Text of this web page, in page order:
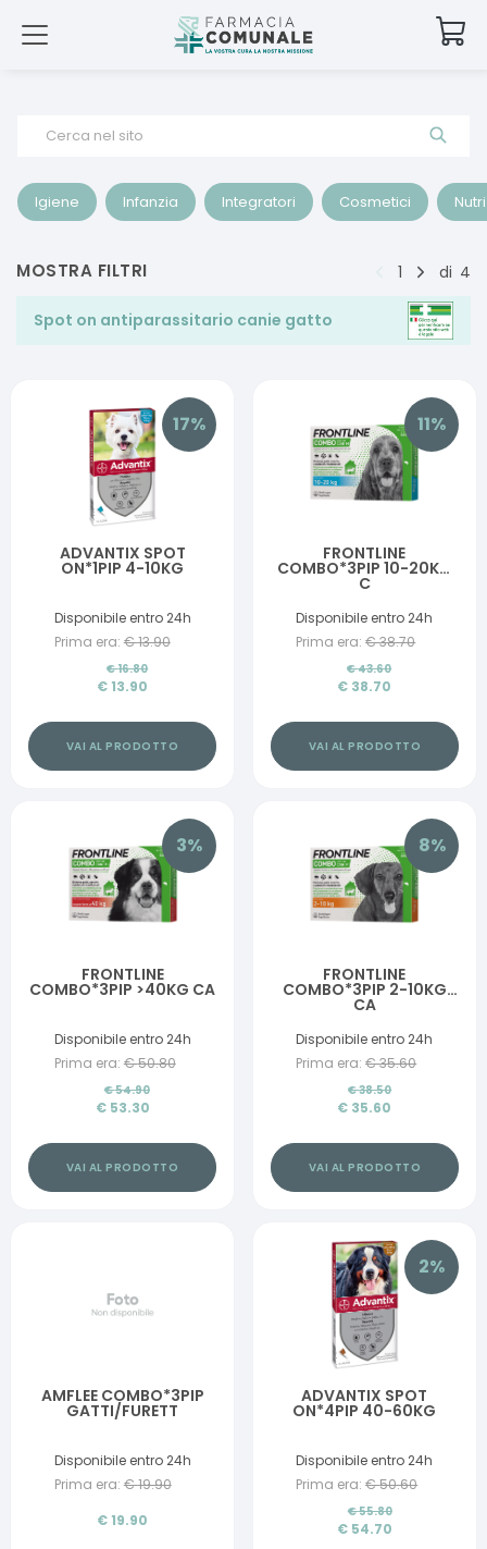
Cerca nel sito
Igiene Infanzia Integratori Cosmetici
MOSTRA FILTRI 1 di 4
Spot on antiparassitario canie gatto
17%
ADVANTIX SPOT
ON*1PIP 4-10KG
Disponibile entro 24h
Prima era: €13.90
€16.80
€ 13.90
VAI AL PRODOTTO
11%
FRONTLINE
COMBO*3PIP 10-20KG
C
Disponibile entro 24h
Prima era: €38.70
€43.60
€ 38.70
VAI AL PRODOTTO
3%
FRONTLINE
COMBO*3PIP >40KG CA
Disponibile entro 24h
Prima era: €50.80
€54.90
€ 53.30
VAI AL PRODOTTO
8%
FRONTLINE
COMBO*3PIP 2-10KG
CA
Disponibile entro 24h
Prima era: €35.60
€38.50
€ 35.60
VAI AL PRODOTTO
AMFLEE COMBO*3PIP
GATTI/FURETT
Disponibile entro 24h
Prima era: €19.90
€ 19.90
2%
ADVANTIX SPOT
ON*4PIP 40-60KG
Disponibile entro 24h
Prima era: €50.60
€55.80
€ 54.70